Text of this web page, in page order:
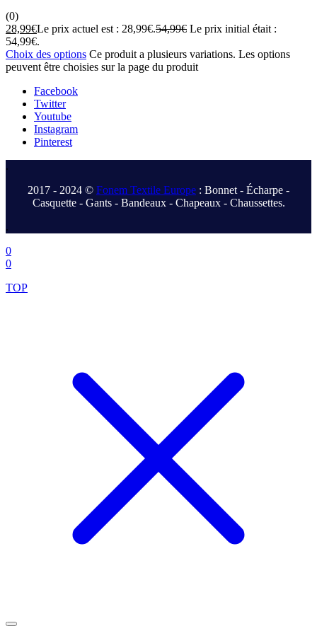
(0)
28,99€Le prix actuel est : 28,99€.54,99€ Le prix initial était :
54,99€.
Choix des options Ce produit a plusieurs variations. Les options
peuvent être choisies sur la page du produit
Facebook
Twitter
Youtube
Instagram
Pinterest
.
2017 - 2024 © Fonem Textile Europe : Bonnet - Écharpe -
Casquette - Gants - Bandeaux - Chapeaux - Chaussettes.
.
0
0
TOP